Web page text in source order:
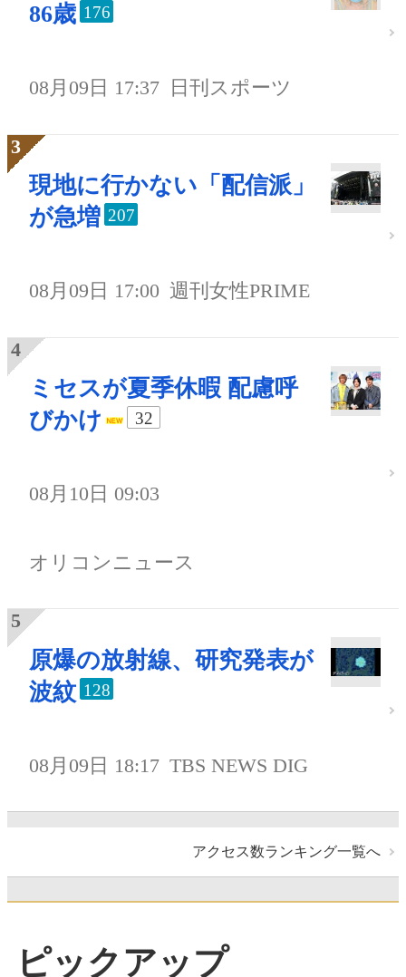
86歳 176
08月09日 17:37 日刊スポーツ
現地に行かない「配信派」
が急増 207
08月09日 17:00 週刊女性PRIME
ミセスが夏季休暇 配慮呼
びかけ
32
08月10日 09:03
オリコンニュース
原爆の放射線、研究発表が
波紋 128
08月09日 18:17 TBS NEWS DIG
アクセス数ランキング一覧へ
ピックアップ